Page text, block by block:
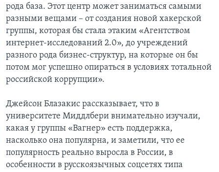
рода база. Этот центр может заниматься самыми
разными вещами – от создания новой хакерской
группы, которая бы стала этаким «Агентством
интернет-исследований 2.0», до учреждений
разного рода бизнес-структур, на которые он бы
потом мог успешно опираться в условиях тотальной
российской коррупции».
Джейсон Блазакис рассказывает, что в
университете Миддлбери внимательно изучали,
какая у группы «Вагнер» есть поддержка,
насколько она популярна, и заметили, что ее
популярность реально выросла в России, в
особенности в русскоязычных соцсетях типа